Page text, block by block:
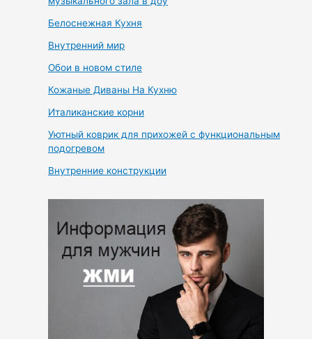
Белоснежная Кухня
Внутренний мир
Обои в новом стиле
Кожаные Диваны На Кухню
Италиканские корни
Уютный коврик для прихожей с функциональным
подогревом
Внутренние конструкции